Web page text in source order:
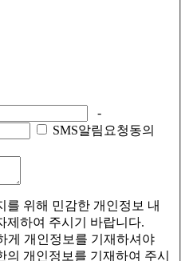
-
SMS알림요청동의
위해 민감한 개인정보 내
제하여 주시기 바랍니다.
게 개인정보를 기재하셔야
의 개인정보를 기재하여 주시